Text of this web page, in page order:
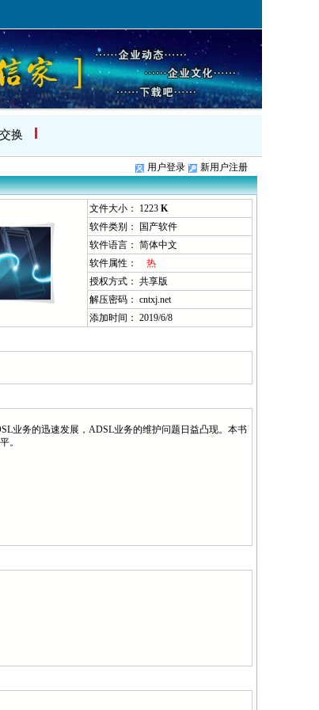
交换
用户登录 新用户注册
文件大小： 1223 K
软件类别： 国产软件
软件语言： 简体中文
软件属性： 热
授权方式： 共享版
解压密码： cntxj.net
添加时间： 2019/6/8
业务的迅速发展，ADSL业务的维护问题日益凸现。本书
。